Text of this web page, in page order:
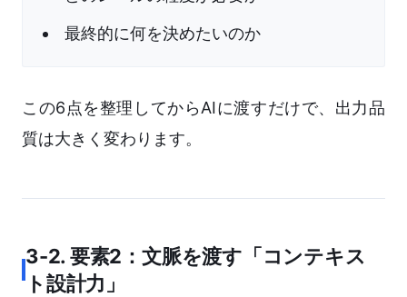
最終的に何を決めたいのか
この6点を整理してからAIに渡すだけで、出力品
質は大きく変わります。
3-2. 要素2：文脈を渡す「コンテキス
ト設計力」